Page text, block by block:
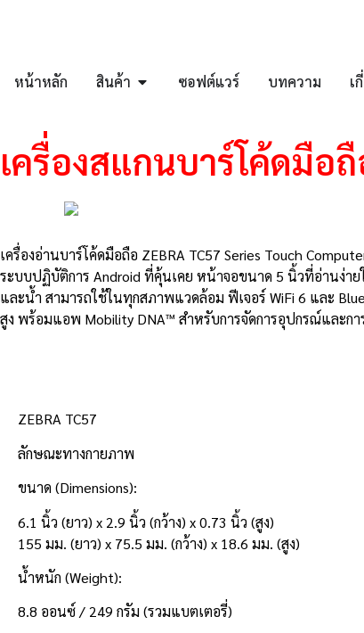
หน้าหลัก สินค้า ซอฟต์แวร์ บทความ เ
เครื่องสแกนบาร์โค้ดมือถื
เครื่องอ่านบาร์โค้ดมือถือ ZEBRA TC57 Series Touch
ระบบปฏิบัติการ Android ที่คุ้นเคย หน้าจอขนาด 5 นิ้วที่อ่านง่า
และน้ำ สามารถใช้ในทุกสภาพแวดล้อม ฟีเจอร์ WiFi 6 และ
สูง พร้อมแอพ Mobility DNA™ สำหรับการจัดการอุปกรณ์และ
ZEBRA TC57
ลักษณะทางกายภาพ
ขนาด (Dimensions):
6.1 นิ้ว (ยาว) x 2.9 นิ้ว (กว้าง) x 0.73 นิ้ว (สูง)
155 มม. (ยาว) x 75.5 มม. (กว้าง) x 18.6 มม. (สูง)
น้ำหนัก (Weight):
8.8 ออนซ์ / 249 กรัม (รวมแบตเตอรี่)